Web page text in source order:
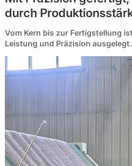
durch
Vom Kern bis zur Fertigstellung
Leistung und Präzision ausgelegt.